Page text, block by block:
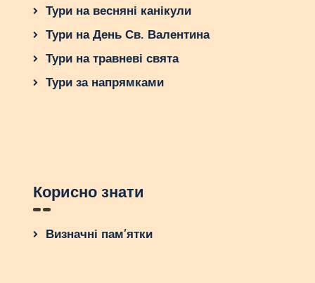
Тури на весняні канікули
Тури на День Св. Валентина
Тури на травневі свята
Тури за напрямками
Корисно знати
Визначні пам’ятки